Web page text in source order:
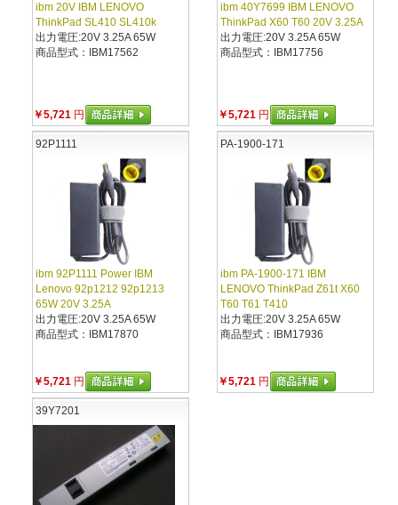
ibm 20V IBM LENOVO
ThinkPad SL410 SL410k
出力電圧:20V 3.25A 65W
商品型式：IBM17562
￥5,721 円
ibm 40Y7699 IBM LENOVO
ThinkPad X60 T60 20V 3.25A
出力電圧:20V 3.25A 65W
商品型式：IBM17756
￥5,721 円
92P1111
ibm 92P1111 Power IBM
Lenovo 92p1212 92p1213
65W 20V 3.25A
出力電圧:20V 3.25A 65W
商品型式：IBM17870
￥5,721 円
PA-1900-171
ibm PA-1900-171 IBM
LENOVO ThinkPad Z61t X60
T60 T61 T410
出力電圧:20V 3.25A 65W
商品型式：IBM17936
￥5,721 円
39Y7201